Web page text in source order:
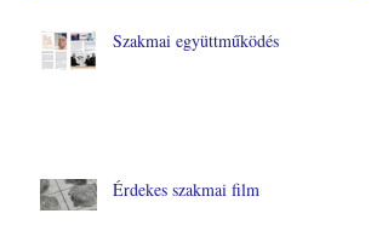
Szakmai együttműködés
Érdekes szakmai film